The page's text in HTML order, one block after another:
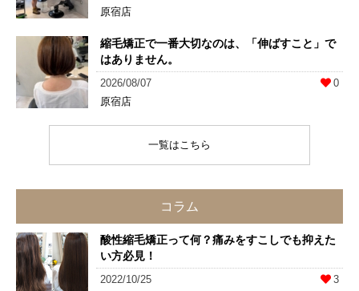
原宿店
縮毛矯正で一番大切なのは、「伸ばすこと」で
はありません。
2026/08/07
0
原宿店
一覧はこちら
コラム
酸性縮毛矯正って何？痛みをすこしでも抑えた
い方必見！
2022/10/25
3